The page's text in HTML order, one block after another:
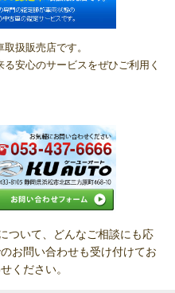
扱販売店です。
安心のサービスをぜひご利用く
ついて、どんなご相談にも応
お問い合わせも受け付けてお
ください。